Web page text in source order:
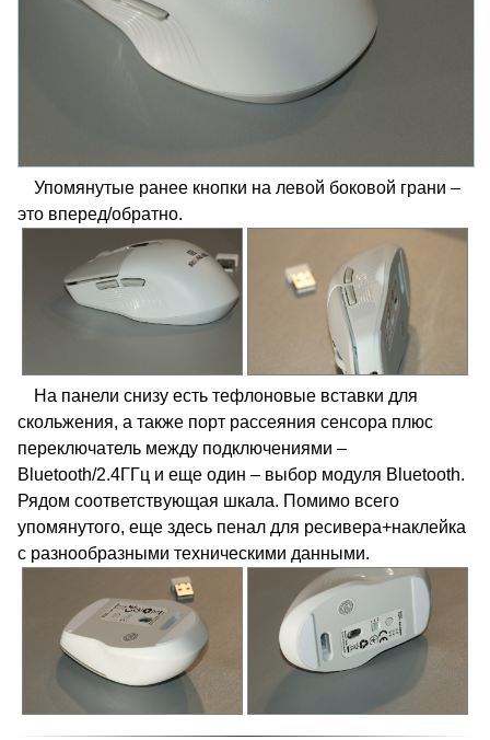
Упомянутые ранее кнопки на левой боковой грани –
это вперед/обратно.
На панели снизу есть тефлоновые вставки для
скольжения, а также порт рассеяния сенсора плюс
переключатель между подключениями –
Bluetooth/2.4ГГц и еще один – выбор модуля Bluetooth.
Рядом соответствующая шкала. Помимо всего
упомянутого, еще здесь пенал для ресивера+наклейка
с разнообразными техническими данными.